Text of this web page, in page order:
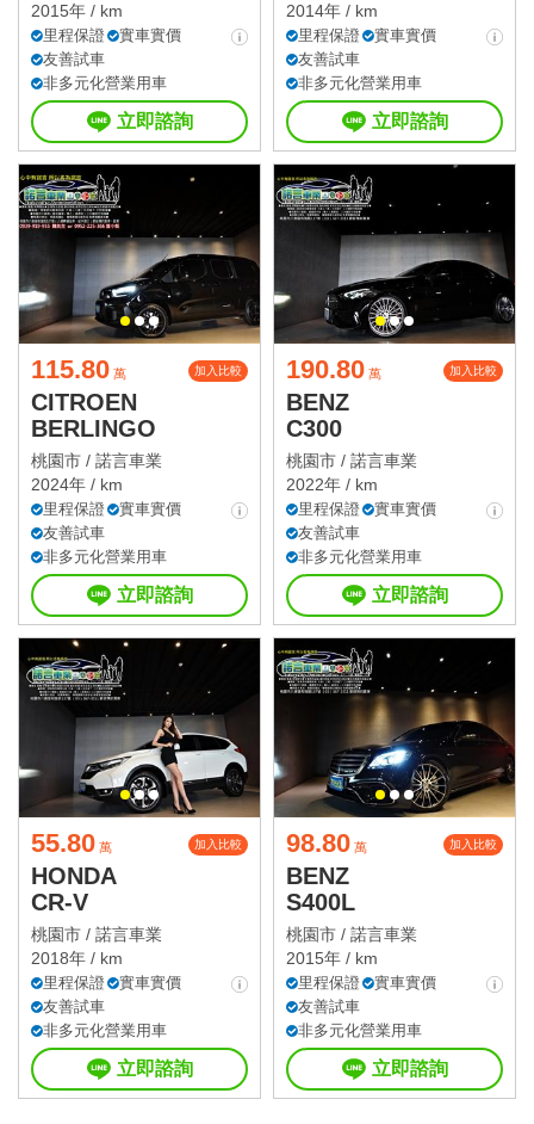
2015年 / km
里程保證
實車實價
友善試車
非多元化營業用車
立即諮詢
2014年 / km
里程保證
實車實價
友善試車
非多元化營業用車
立即諮詢
115.80 萬 加入比較
CITROEN
BERLINGO
桃園市 / 諾言車業
2024年 / km
里程保證
實車實價
友善試車
非多元化營業用車
立即諮詢
190.80 萬 加入比較
BENZ
C300
桃園市 / 諾言車業
2022年 / km
里程保證
實車實價
友善試車
非多元化營業用車
立即諮詢
55.80 萬 加入比較
HONDA
CR-V
桃園市 / 諾言車業
2018年 / km
里程保證
實車實價
友善試車
非多元化營業用車
立即諮詢
98.80 萬 加入比較
BENZ
S400L
桃園市 / 諾言車業
2015年 / km
里程保證
實車實價
友善試車
非多元化營業用車
立即諮詢